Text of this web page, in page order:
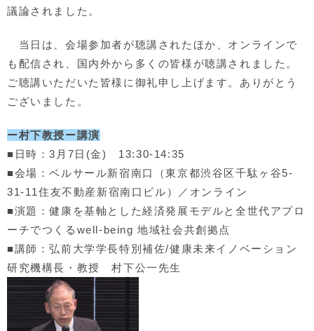
議論されました。
当日は、会場参加者が聴講されたほか、オンラインで
も配信され、国内外から多くの皆様が聴講されました。
ご聴講いただいた皆様に御礼申し上げます。ありがとう
ございました。
ー村下教授ー講演
■日時：3月7日(金) 13:30-14:35
■会場：ベルサール新宿南口（東京都渋谷区千駄ヶ谷5-
31-11住友不動産新宿南口ビル）／オンライン
■演題：健康を基軸とした経済発展モデルと全世代アプロ
ーチでつくるwell-being 地域社会共創拠点
■講師：弘前大学学長特別補佐/健康未来イノベーション
研究機構長・教授 村下公一先生